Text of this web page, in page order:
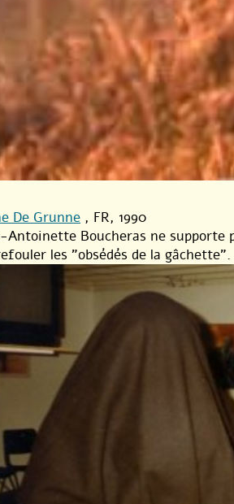
De Grunne , FR, 1990
Boucheras ne supporte
les "obsédés de la gâchette".